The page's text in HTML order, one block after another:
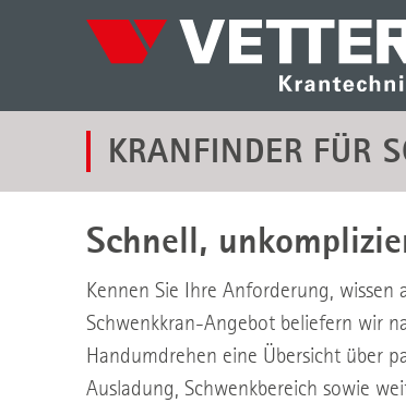
KRANFINDER FÜR
Schnell,
Kennen Sie Ihre Anforderung,
Schwenkkran-Angebot beliefern wir
Handumdrehen eine Übersicht über
Ausladung, Schwenkbereich sowie